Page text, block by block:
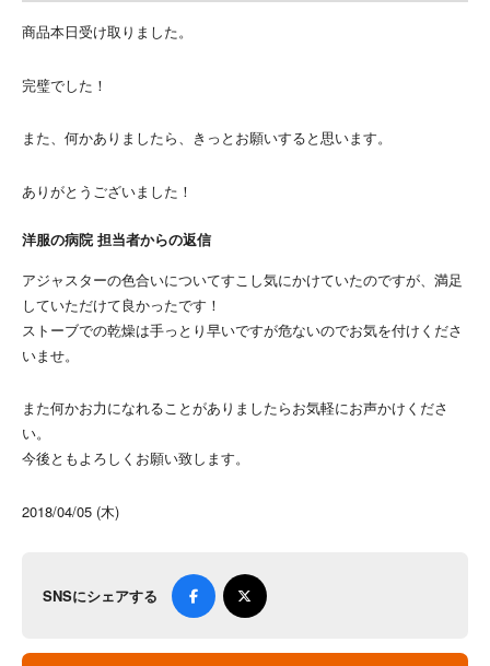
商品本日受け取りました。
完璧でした！
また、何かありましたら、きっとお願いすると思います。
ありがとうございました！
洋服の病院 担当者からの返信
アジャスターの色合いについてすこし気にかけていたのですが、満足
していただけて良かったです！
ストーブでの乾燥は手っとり早いですが危ないのでお気を付けくださ
いませ。
また何かお力になれることがありましたらお気軽にお声かけくださ
い。
今後ともよろしくお願い致します。
2018/04/05 (木)
SNSにシェアする